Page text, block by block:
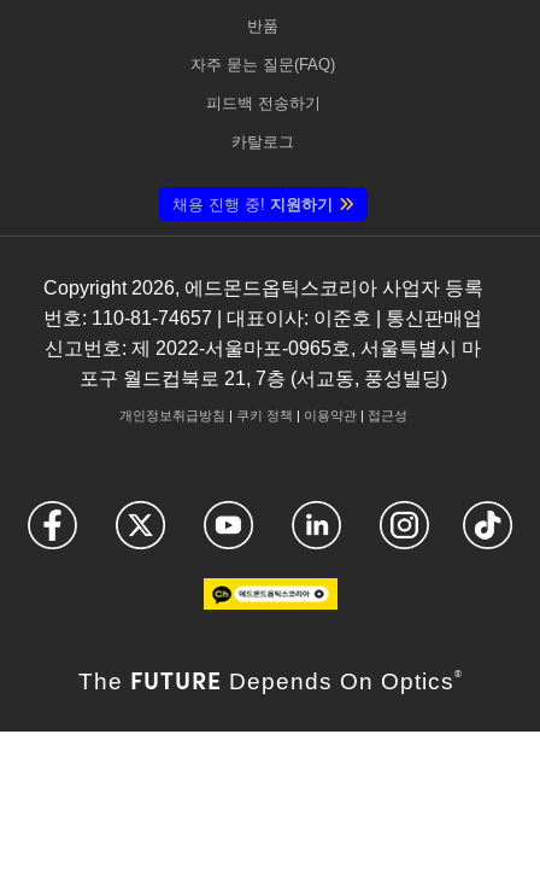
반품
자주 묻는 질문(FAQ)
피드백 전송하기
카탈로그
채용 진행 중! 지원하기
Copyright 2026, 에드몬드옵틱스코리아 사업자 등록
번호: 110-81-74657 | 대표이사: 이준호 | 통신판매업
신고번호: 제 2022-서울마포-0965호, 서울특별시 마
포구 월드컵북로 21, 7층 (서교동, 풍성빌딩)
개인정보취급방침 | 쿠키 정책 | 이용약관| 접근성
The FUTURE Depends On Optics ®